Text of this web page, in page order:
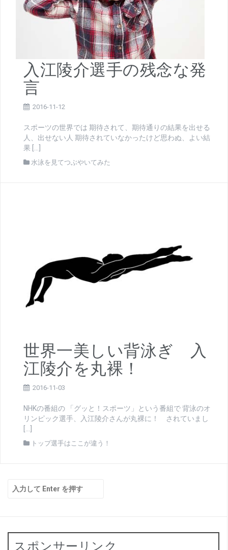
入江陵介選手の残念な発
言
2016-11-12
スポーツの世界では 期待されて、期待通りの結果を出せる
人、出せない人 期待されていなかったけど思わぬ、よい結
果 […]
水泳を見てつぶやいてみた
世界一美しい背泳ぎ 入
江陵介を丸裸！
2016-11-03
NHKの番組の 「グッと！スポーツ」という番組で 背泳のオ
リンピック選手、入江陵介さんが丸裸に！ されていまし
[…]
トップ選手はここが違う！
索:
スポンサーリンク